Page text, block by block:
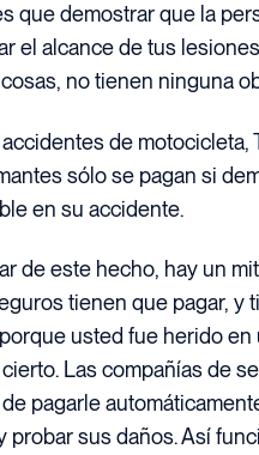
que demostrar que la
el alcance de tus
no tienen ninguna
de motocicleta,
sólo se pagan si
en su accidente.
de este hecho, hay un
tienen que pagar, y
usted fue herido en
Las compañías de
pagarle
probar sus daños. Así